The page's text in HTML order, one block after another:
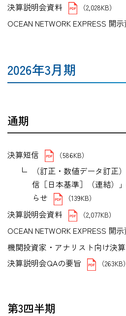
決算説明会資料 （2,028KB）
OCEAN NETWORK EXPRESS 開
2026年3月期
通期
決算短信 （586KB）
（訂正・数値データ訂
信［日本基準］（連結）
らせ
（139KB）
決算説明会資料 （2,077KB）
OCEAN NETWORK EXPRESS 開
機関投資家・アナリスト向け決
決算説明会QAの要旨
（263KB）
第3四半期